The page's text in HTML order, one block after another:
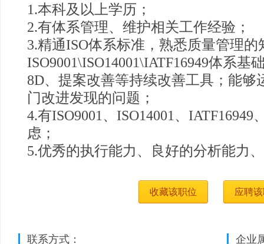
1.本科及以上学历；
2.有体系管理、维护相关工作经验；
3.精通ISO体系标准，熟悉质量管理的
ISO9001\ISO14001\IATF16949体系基
8D、提案改善等持续改善工具；能够
门改进发现的问题；
4.有ISO9001、ISO14001、
虑；
5.优秀的执行能力、良好的分析能力
收藏该职位 应聘
联系方式： 企业